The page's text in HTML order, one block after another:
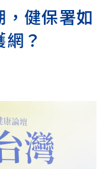
健保署如
？